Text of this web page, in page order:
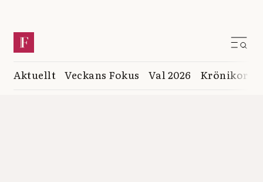
Aktuellt Veckans Fokus Val 2026 Krönikor